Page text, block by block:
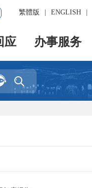
繁體版 ENGLISH
应 办事服务
